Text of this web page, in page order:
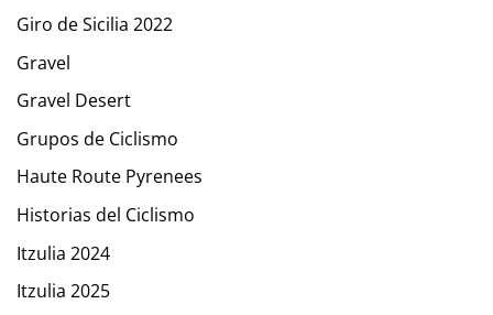
Giro de Sicilia 2022
Gravel
Gravel Desert
Grupos de Ciclismo
Haute Route Pyrenees
Historias del Ciclismo
Itzulia 2024
Itzulia 2025